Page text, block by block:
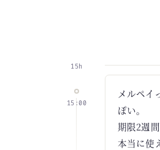
15h
15:00
メルペイ
ぽい。
期限2週
本当に使